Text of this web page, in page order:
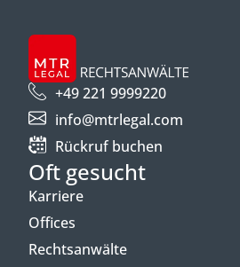
+49 221 9999220
info@mtrlegal.com
Rückruf buchen
Oft gesucht
Karriere
Offices
Rechtsanwälte